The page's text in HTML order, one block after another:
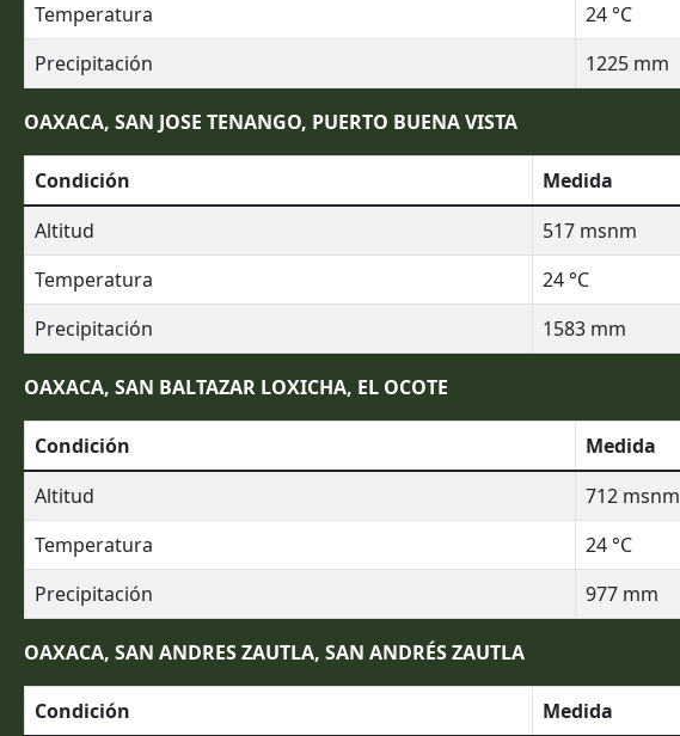
Temperatura
24 °C
Precipitación
1225 mm
OAXACA, SAN JOSE TENANGO, PUERTO BUENA VISTA
Condición Medida
Altitud
517 msnm
Temperatura
24 °C
Precipitación
1583 mm
OAXACA, SAN BALTAZAR LOXICHA, EL OCOTE
Condición Medida
Altitud
712 msnm
Temperatura
24 °C
Precipitación
977 mm
OAXACA, SAN ANDRES ZAUTLA, SAN ANDRÉS ZAUTLA
Condición Medida